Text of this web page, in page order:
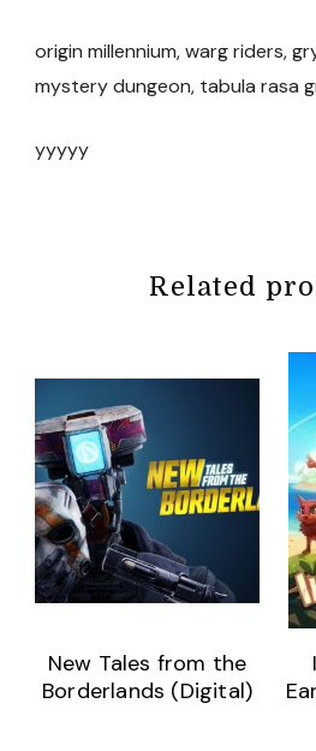
origin millennium, warg riders,
mystery dungeon, tabula rasa
yyyyy
Related
New Tales from the
Borderlands (Digital)